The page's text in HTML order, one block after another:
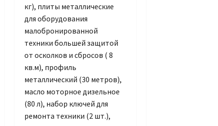
кг), плиты металлические
для оборудования
малобронированной
техники большей защитой
от осколков и сбросов ( 8
кв.м), профиль
металлический (30 метров),
масло моторное дизельное
(80 л), набор ключей для
ремонта техники (2 шт.),